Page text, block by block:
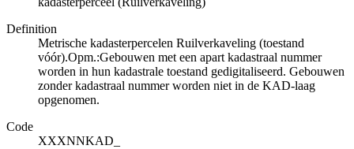
Definition
Metrische kadasterpercelen Ruilverkaveling (toestand
vóór).Opm.:Gebouwen met een apart kadastraal nummer
worden in hun kadastrale toestand gedigitaliseerd. Gebouwen
zonder kadastraal nummer worden niet in de KAD-laag
opgenomen.
Code
XXXNNKAD_